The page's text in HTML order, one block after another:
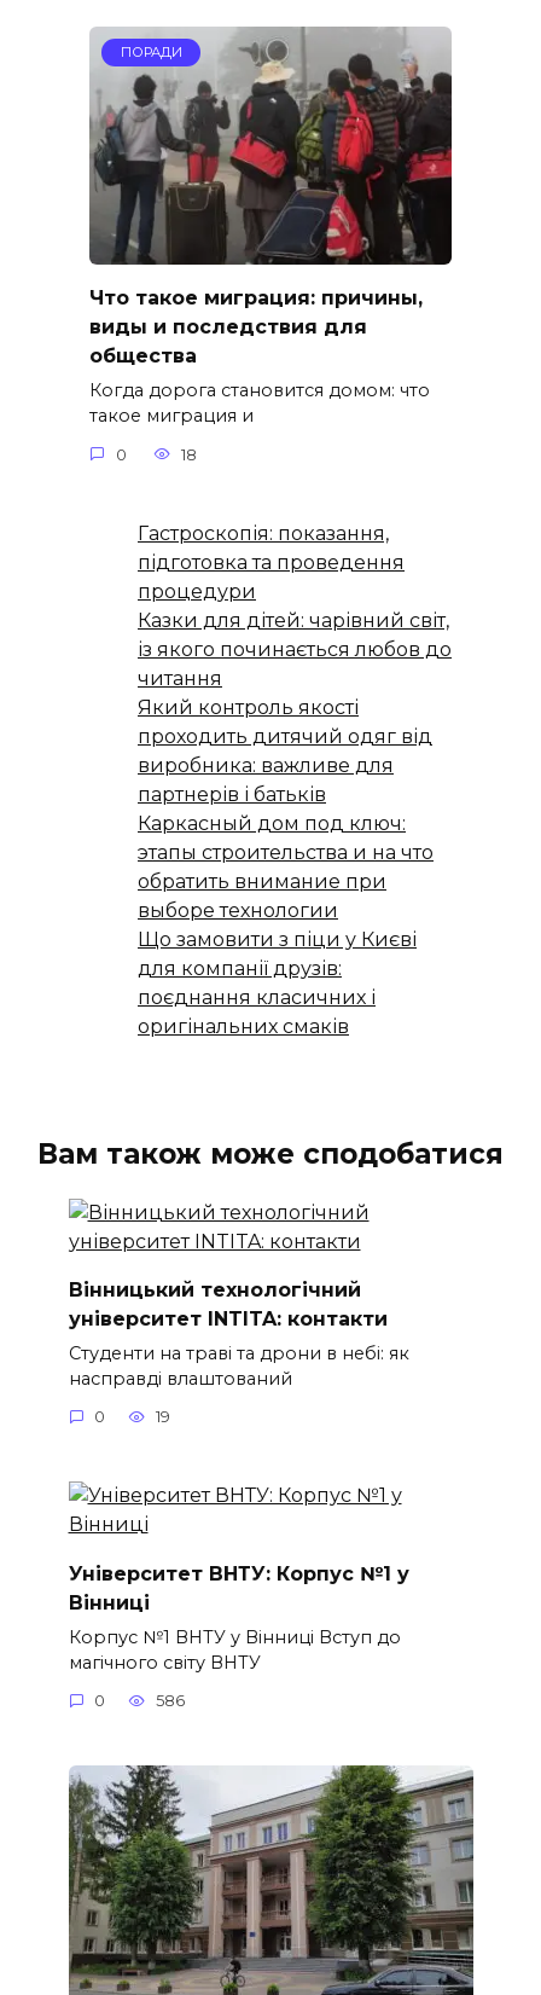
ПОРАДИ
Что такое миграция: причины,
виды и последствия для
общества
Когда дорога становится домом: что
такое миграция и
0 18
Гастроскопія: показання,
підготовка та проведення
процедури
Казки для дітей: чарівний світ,
із якого починається любов до
читання
Який контроль якості
проходить дитячий одяг від
виробника: важливе для
партнерів і батьків
Каркасный дом под ключ:
этапы строительства и на что
обратить внимание при
выборе технологии
Що замовити з піци у Києві
для компанії друзів:
поєднання класичних і
оригінальних смаків
Вам також може сподобатися
Вінницький технологічний
університет INTITA: контакти
Студенти на траві та дрони в небі: як
насправді влаштований
0 19
Університет ВНТУ: Корпус №1 у
Вінниці
Корпус №1 ВНТУ у Вінниці Вступ до
магічного світу ВНТУ
0 586